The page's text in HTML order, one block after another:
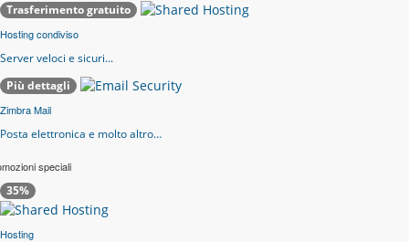
Trasferimento gratuito
Hosting condiviso
Server veloci e sicuri...
Più dettagli
Zimbra Mail
Posta elettronica e molto altro…
speciali
35%
Hosting